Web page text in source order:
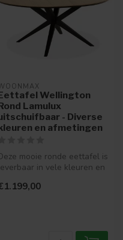
Wellington
Lamulux
- Diverse
en afmetingen
mooie ronde eettafel is
in vele kleuren en